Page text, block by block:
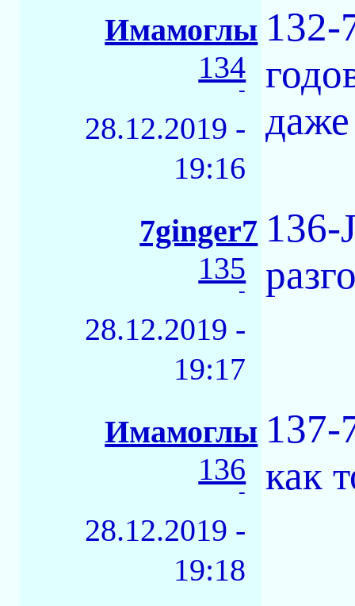
Имамоглы
134
-
28.12.2019 -
19:16
132-
7ginger7
135
-
28.12.2019 -
19:17
136-
Имамоглы
136
-
28.12.2019 -
19:18
137-
как